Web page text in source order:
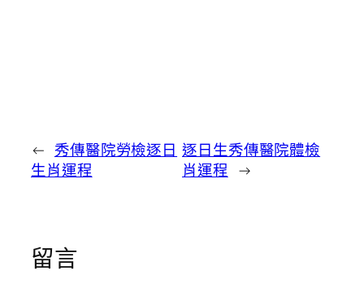
← 秀傳醫院勞檢逐日
生肖運程
逐日生秀傳醫院體檢
肖運程 →
留言